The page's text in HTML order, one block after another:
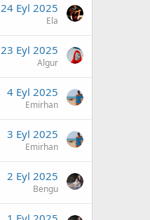
24 Eyl 2025
Ela
23 Eyl 2025
Algur
4 Eyl 2025
Emirhan
3 Eyl 2025
Emirhan
2 Eyl 2025
Bengu